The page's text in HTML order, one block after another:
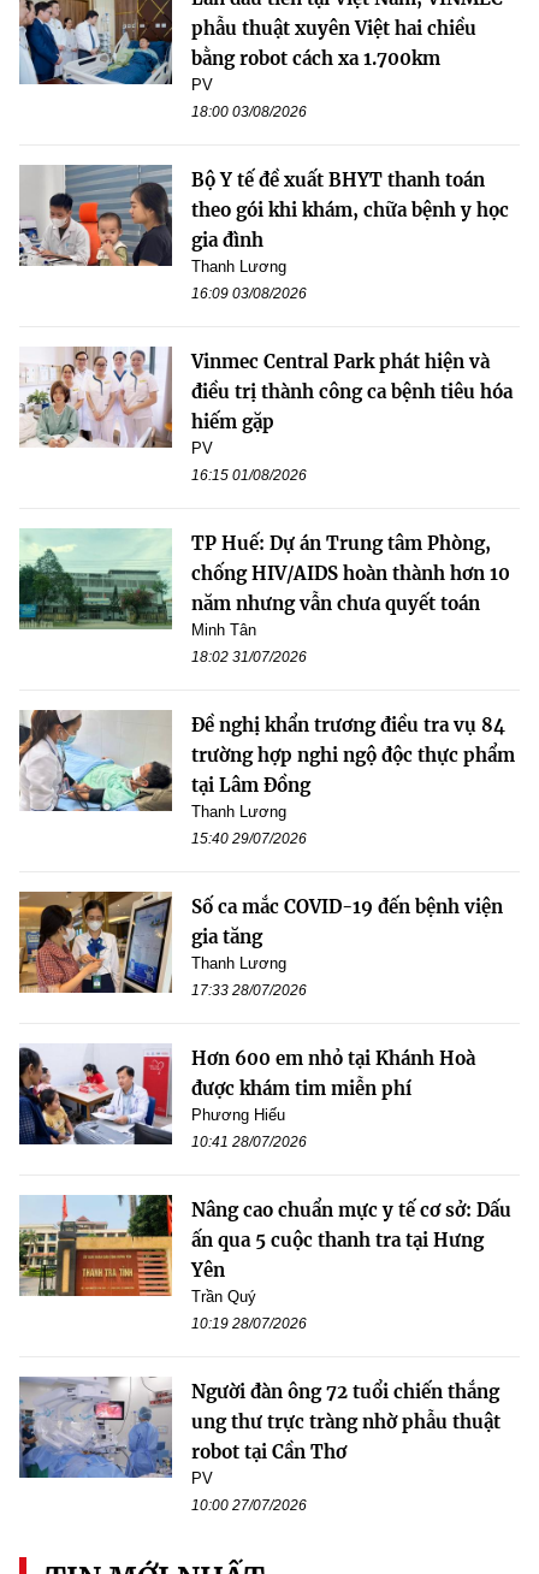
phẫu thuật xuyên Việt hai chiều
bằng robot cách xa 1.700km
PV
18:00 03/08/2026
Bộ Y tế đề xuất BHYT thanh toán
theo gói khi khám, chữa bệnh y học
gia đình
Thanh Lương
16:09 03/08/2026
Vinmec Central Park phát hiện và
điều trị thành công ca bệnh tiêu hóa
hiếm gặp
PV
16:15 01/08/2026
TP Huế: Dự án Trung tâm Phòng,
chống HIV/AIDS hoàn thành hơn 10
năm nhưng vẫn chưa quyết toán
Minh Tân
18:02 31/07/2026
Đề nghị khẩn trương điều tra vụ 84
trường hợp nghi ngộ độc thực phẩm
tại Lâm Đồng
Thanh Lương
15:40 29/07/2026
Số ca mắc COVID-19 đến bệnh viện
gia tăng
Thanh Lương
17:33 28/07/2026
Hơn 600 em nhỏ tại Khánh Hoà
được khám tim miễn phí
Phương Hiếu
10:41 28/07/2026
Nâng cao chuẩn mực y tế cơ sở: Dấu
ấn qua 5 cuộc thanh tra tại Hưng
Yên
Trần Quý
10:19 28/07/2026
Người đàn ông 72 tuổi chiến thắng
ung thư trực tràng nhờ phẫu thuật
robot tại Cần Thơ
PV
10:00 27/07/2026